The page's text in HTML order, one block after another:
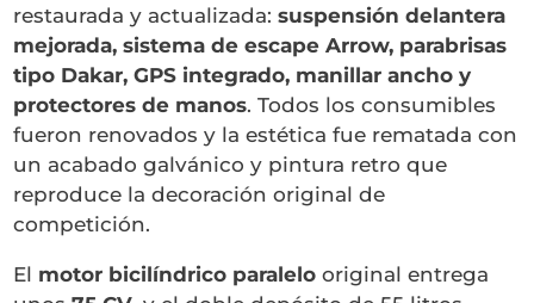
restaurada y actualizada:suspensión delantera
mejorada, sistema de escape Arrow, parabrisas
tipo Dakar, GPS integrado, manillar ancho y
protectores de manos. Todos los consumibles
fueron renovados y la estética fue rematada con
un acabado galvánico y pintura retro que
reproduce la decoración original de
competición.
El motor bicilíndrico paralelo original entrega